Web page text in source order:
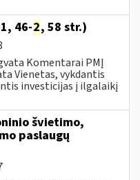
46-2, 58 str.)
Komentarai PMĮ
Vienetas, vykdantis
investicijas į ilgalaikį
švietimo,
paslaugų